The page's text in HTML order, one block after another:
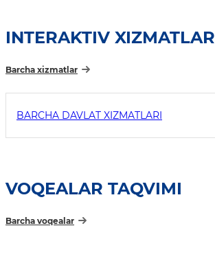
INTERAKTIV XIZMATLAR
Barcha xizmatlar
BARCHA DAVLAT XIZMATLARI
VOQEALAR TAQVIMI
Barcha voqealar